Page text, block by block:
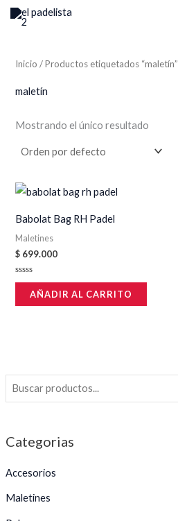
Categorias
Accesorios
Maletines
Inicio / Productos etiquetados “maletín”
maletín
Mostrando el único resultado
Babolat Bag RH Padel
Maletines
$ 699.000
Valorado
de
AÑADIR AL CARRITO